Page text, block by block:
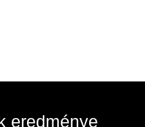
eredménye